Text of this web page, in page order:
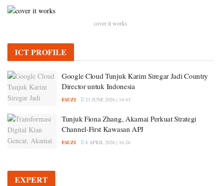
cover it works
ICT PROFILE
Google Cloud Tunjuk Karim Siregar Jadi Country
Director untuk Indonesia
FAUZI 23 JUNE 2026 | 14:43
Tunjuk Fiona Zhang, Akamai Perkuat Strategi
Channel-First Kawasan APJ
FAUZI 8 APRIL 2026 | 16:26
EXPERT